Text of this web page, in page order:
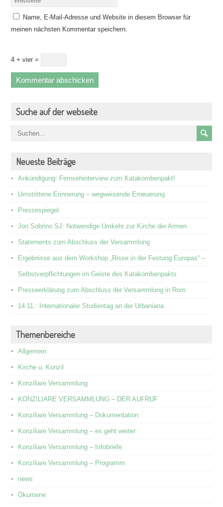
Name, E-Mail-Adresse und Website in diesem Browser für
meinen nächsten Kommentar speichern.
4 + vier =
Suche auf der webseite
Neueste Beiträge
Ankündigung: Fernsehinterview zum Katakombenpakt!
Umstrittene Erinnerung – wegweisende Erneuerung
Pressespiegel
Jon Sobrino SJ: Notwendige Umkehr zur Kirche der Armen
Statements zum Abschluss der Versammlung
Ergebnisse aus dem Workshop „Risse in der Festung Europas“ –
Selbstverpflichtungen im Geiste des Katakombenpakts
Presseerklärung zum Abschluss der Versammlung in Rom
14.11.: Internationaler Studientag an der Urbaniana
Themenbereiche
Allgemein
Kirche u. Konzil
Konziliare Versammlung
KONZILIARE VERSAMMLUNG – DER AUFRUF
Konziliare Versammlung – Dokumentation
Konziliare Versammlung – es geht weiter
Konziliare Versammlung – Infobriefe
Konziliare Versammlung – Programm
news
Ökumene